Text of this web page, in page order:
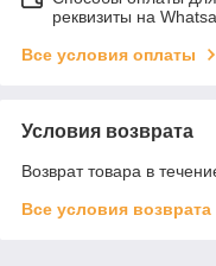
реквизиты на
Все условия оплаты
Условия возврата
Возврат товара в
Все условия возврата